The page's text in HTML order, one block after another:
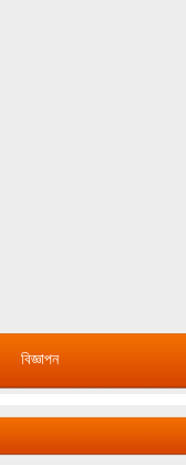
বিজ্ঞাপন